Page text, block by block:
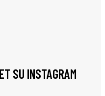
SU INSTAGRAM